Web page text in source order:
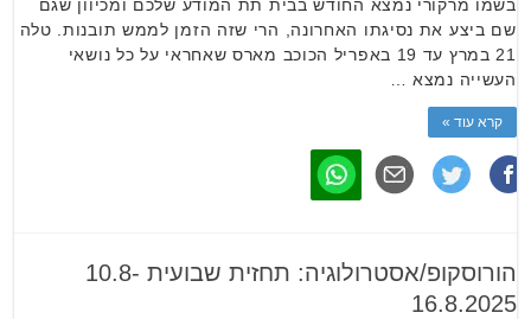
בשמו מרקורי נמצא החודש בבית תת המודע שלכם ומכיוון שגם
שם ביצע את נסיגתו האחרונה, הרי שזה הזמן לממש תובנות. טלה
21 במרץ עד 19 באפריל הכוכב מארס שאחראי על כל נושאי
העשייה נמצא …
קרא עוד »
הורוסקופ/אסטרולוגיה: תחזית שבועית 10.8-
16.8.2025